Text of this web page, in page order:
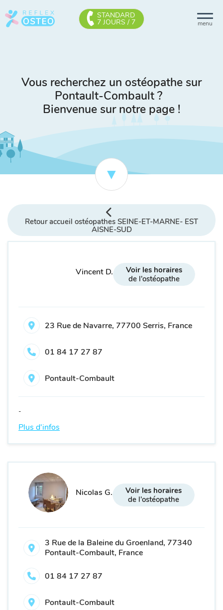
menu
STANDARD
7 JOURS / 7
Vous recherchez un ostéopathe sur
Pontault-Combault ?
Bienvenue sur notre page !
Retour accueil ostéopathes SEINE-ET-MARNE- EST
AISNE-SUD
Vincent D.
Voir les horaires
de l'ostéopathe
23 Rue de Navarre, 77700 Serris, France
01 84 17 27 87
Pontault-Combault
-
Plus d'infos
Nicolas G.
Voir les horaires
de l'ostéopathe
3 Rue de la Baleine du Groenland, 77340
Pontault-Combault, France
01 84 17 27 87
Pontault-Combault